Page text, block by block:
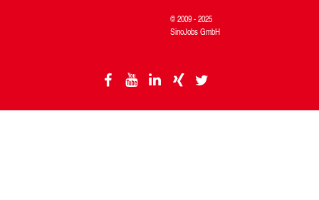
© 2009 - 2025
SinoJobs GmbH